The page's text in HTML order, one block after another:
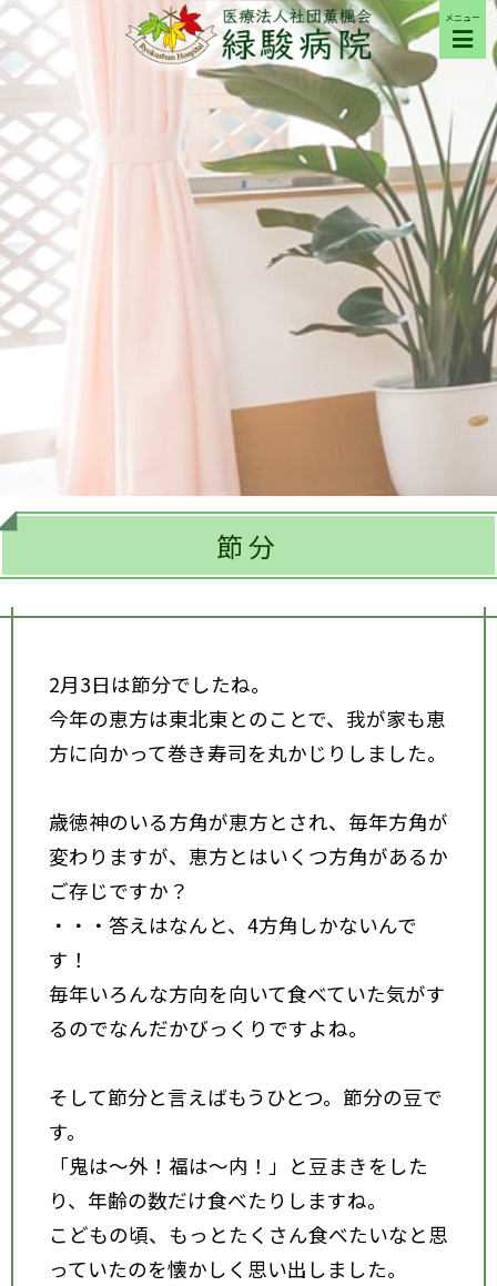
メニュー
ご来院の方へ
病院について
部門紹介
採用希望の方へ
交通アクセス
節分
2月3日は節分でしたね。
今年の恵方は東北東とのことで、我が家も恵
方に向かって巻き寿司を丸かじりしました。
歳徳神のいる方角が恵方とされ、毎年方角が
変わりますが、恵方とはいくつ方角があるか
ご存じですか？
・・・答えはなんと、4方角しかないんで
す！
毎年いろんな方向を向いて食べていた気がす
るのでなんだかびっくりですよね。
そして節分と言えばもうひとつ。節分の豆で
す。
「鬼は～外！福は～内！」と豆まきをした
り、年齢の数だけ食べたりしますね。
こどもの頃、もっとたくさん食べたいなと思
っていたのを懐かしく思い出しました。